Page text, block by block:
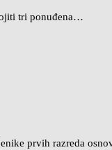
tri ponuđena…
prvih razreda